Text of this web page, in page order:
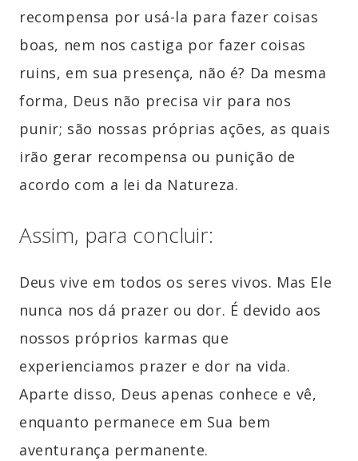
recompensa por usá-la para fazer coisas
boas, nem nos castiga por fazer coisas
ruins, em sua presença, não é? Da mesma
forma, Deus não precisa vir para nos
punir; são nossas próprias ações, as quais
irão gerar recompensa ou punição de
acordo com a lei da Natureza.
Assim, para concluir:
Deus vive em todos os seres vivos. Mas Ele
nunca nos dá prazer ou dor. É devido aos
nossos próprios karmas que
experienciamos prazer e dor na vida.
Aparte disso, Deus apenas conhece e vê,
enquanto permanece em Sua bem
aventurança permanente.